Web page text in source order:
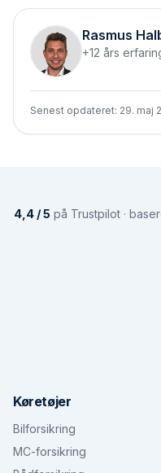
Rasmus
+12 års
Senest opdateret: 29. maj
4,4 / 5 på Trustpilot ·
Køretøjer
Bilforsikring
MC-forsikring